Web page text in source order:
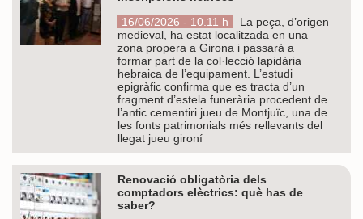
16/06/2026 - 10.11 h
La peça, d’origen
medieval, ha estat localitzada en una
zona propera a Girona i passarà a
formar part de la col·lecció lapidària
hebraica de l’equipament. L’estudi
epigràfic confirma que es tracta d’un
fragment d’estela funerària procedent de
l’antic cementiri jueu de Montjuïc, una de
les fonts patrimonials més rellevants del
llegat jueu gironí
Renovació obligatòria dels
comptadors elèctrics: què has de
saber?